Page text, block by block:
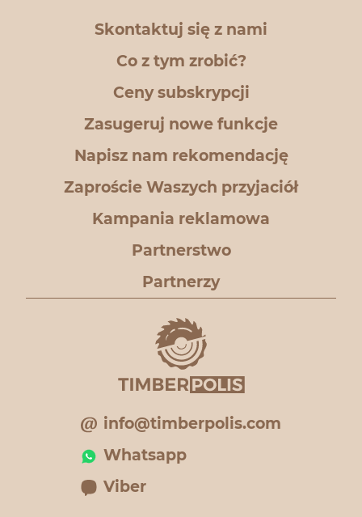
Skontaktuj się z nami
Co z tym zrobić?
Ceny subskrypcji
Zasugeruj nowe funkcje
Napisz nam rekomendację
Zaproście Waszych przyjaciół
Kampania reklamowa
Partnerstwo
Partnerzy
info@timberpolis.com
Whatsapp
Viber